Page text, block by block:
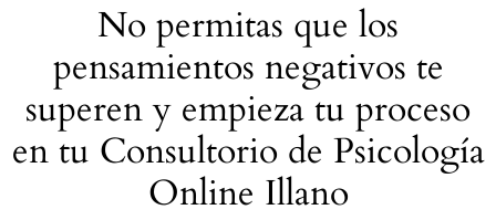
No permitas que los
pensamientos negativos te
superen y empieza tu proceso
en tu Consultorio de Psicología
Online Illano